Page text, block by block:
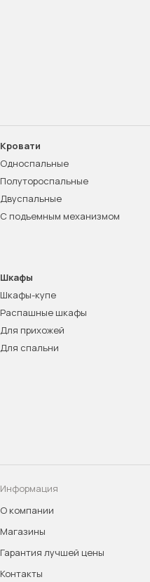
Кровати
Односпальные
Полутороспальные
Двуспальные
С подъемным механизмом
Шкафы
Шкафы-купе
Распашные шкафы
Для прихожей
Для спальни
Информация
О компании
Магазины
Гарантия лучшей цены
Контакты